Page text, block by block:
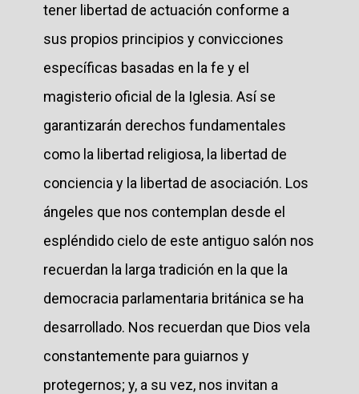
tener libertad de actuación conforme a
sus propios principios y convicciones
específicas basadas en la fe y el
magisterio oficial de la Iglesia. Así se
garantizarán derechos fundamentales
como la libertad religiosa, la libertad de
conciencia y la libertad de asociación. Los
ángeles que nos contemplan desde el
espléndido cielo de este antiguo salón nos
recuerdan la larga tradición en la que la
democracia parlamentaria británica se ha
desarrollado. Nos recuerdan que Dios vela
constantemente para guiarnos y
protegernos; y, a su vez, nos invitan a